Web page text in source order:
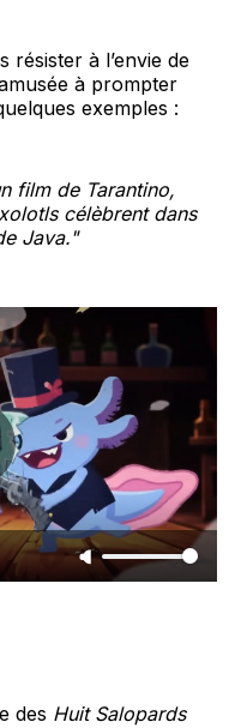
résister à l’envie de
à prompter
exemples :
film de Tarantino,
célèbrent dans
Java."
des Huit Salopards